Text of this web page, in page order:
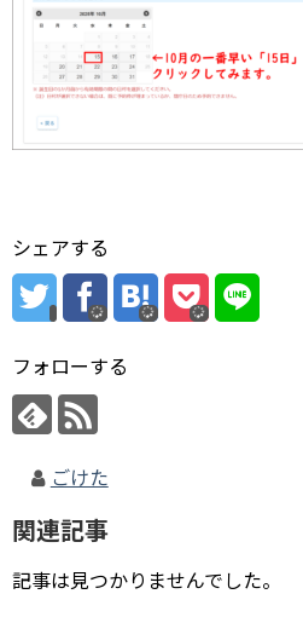
シェアする
フォローする
ごけた
関連記事
記事は見つかりませんでした。